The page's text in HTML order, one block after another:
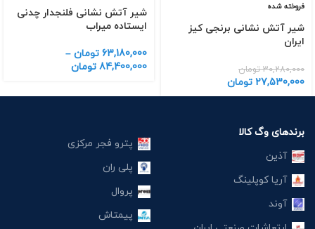
فروخته شده
شیر آتش نشانی برنجی کیز
ایران
30,280,000 تومان
27,530,000 تومان
شیر آتش نشانی فلنجدار چدنی
ایستاده میراب
63,180,000 تومان –
84,400,000 تومان
برندهای وگ کالا
آذین
آریا کوپلینگ
آوند
پترو فجر مرکزی
پلی ران
پروال
پیمتاش